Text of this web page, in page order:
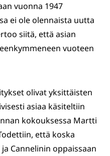
vuonna 1947
ei ole olennaista uutta
siitä, että asian
vuoteen
olivat yksittäisten
asiaa käsiteltiin
kokouksessa Martti
että koska
Cannelinin oppaissaan